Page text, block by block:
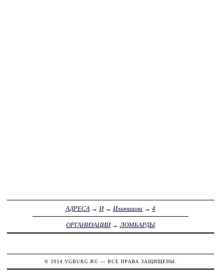
АДРЕСА → И→ Ильюшина → 4
ОРГАНИЗАЦИИ→ЛОМБАРДЫ
© 2014 VGBURG.RU — ВСЕ ПРАВА ЗАЩИЩЕНЫ.